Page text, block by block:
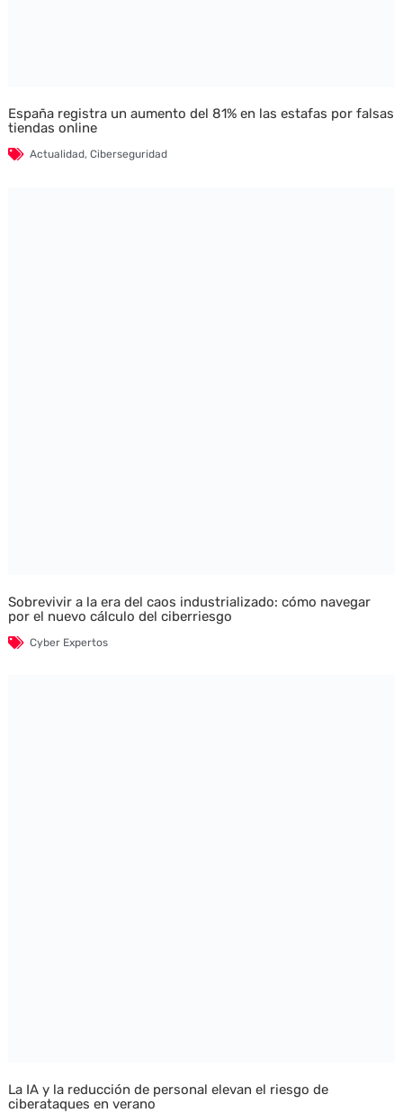
España registra un aumento del 81% en las estafas por falsas
tiendas online
Actualidad, Ciberseguridad
Sobrevivir a la era del caos industrializado: cómo navegar
por el nuevo cálculo del ciberriesgo
Cyber Expertos
La IA y la reducción de personal elevan el riesgo de
ciberataques en verano